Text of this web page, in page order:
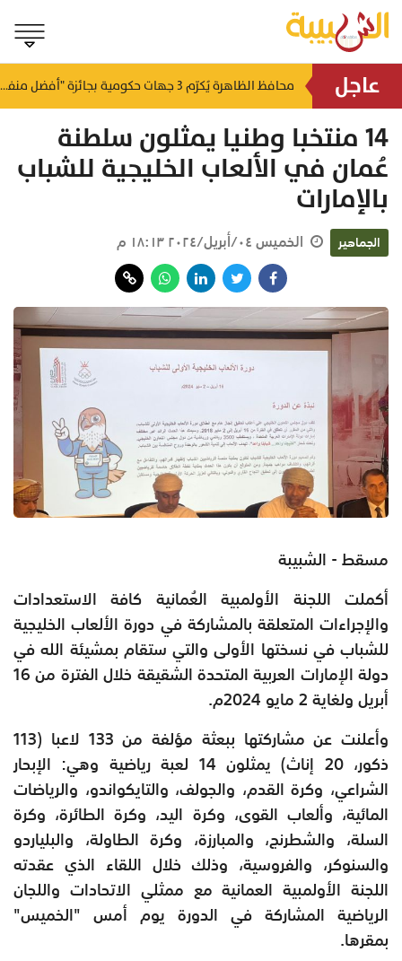
عاجل
منذ ١٥ ساعة منذ ١٦ ساعة محافظ الظاهرة يُكرّم 3 جهات حكومية بجائزة "أفضل منفذ تقديم خدمة" لعام 2025
14 منتخبا وطنيا يمثلون سلطنة
عُمان في الألعاب الخليجية للشباب
بالإمارات
الجماهير الخميس ٠٤/أبريل/٢٠٢٤ ١٨:١٣ م
مسقط - الشبيبة
أكملت اللجنة الأولمبية العُمانية كافة الاستعدادات
والإجراءات المتعلقة بالمشاركة في دورة الألعاب الخليجية
للشباب في نسختها الأولى والتي ستقام بمشيئة الله في
دولة الإمارات العربية المتحدة الشقيقة خلال الفترة من 16
أبريل ولغاية 2 مايو 2024م.
وأعلنت عن مشاركتها ببعثة مؤلفة من 133 لاعبا (113
ذكور، 20 إناث) يمثلون 14 لعبة رياضية وهي: الإبحار
الشراعي، وكرة القدم، والجولف، والتايكواندو، والرياضات
المائية، وألعاب القوى، وكرة اليد، وكرة الطائرة، وكرة
السلة، والشطرنج، والمبارزة، وكرة الطاولة، والبلياردو
والسنوكر، والفروسية، وذلك خلال اللقاء الذي عقدته
اللجنة الأولمبية العمانية مع ممثلي الاتحادات واللجان
الرياضية المشاركة في الدورة يوم أمس "الخميس"
بمقرها.